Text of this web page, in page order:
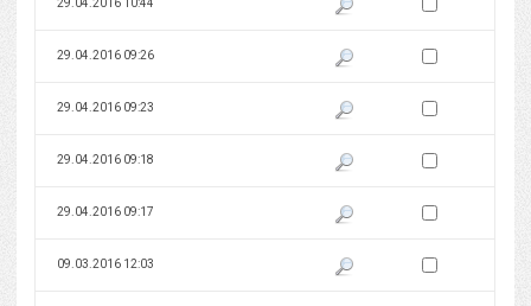
29.04.2016 10:44 Pokaż podgląd wersji z dnia
29.04.2016 09:26 Pokaż podgląd wersji z dnia
Zaznacz wersję do
29.04.2016 09:23 Pokaż podgląd wersji z dnia
Zaznacz wersję do
29.04.2016 09:18 Pokaż podgląd wersji z dnia
Zaznacz wersję do
29.04.2016 09:17 Pokaż podgląd wersji z dnia
Zaznacz wersję do
09.03.2016 12:03 Pokaż podgląd wersji z dnia
Zaznacz wersję do